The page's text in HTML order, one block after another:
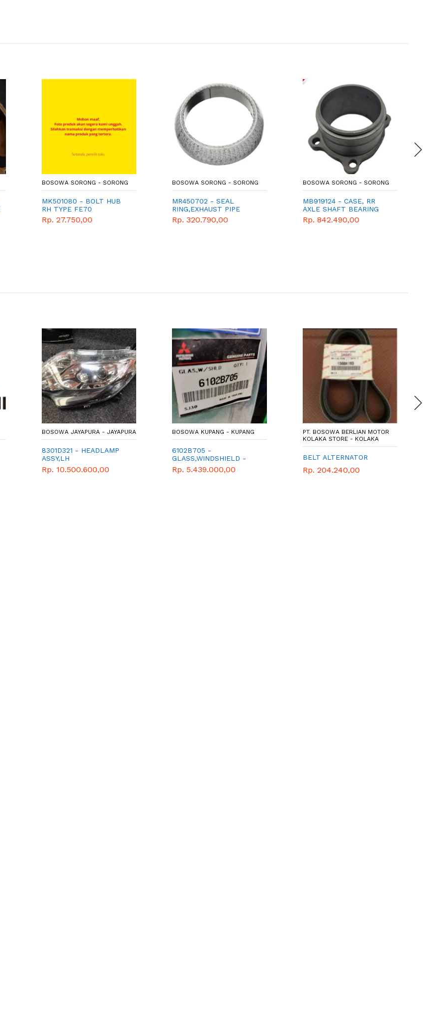
BOSOWA SORONG - SORONG
MK501080 - BOLT HUB
RH TYPE FE70
Rp. 27.750,00
BOSOWA SORONG - SORONG
MR450702 - SEAL
RING,EXHAUST PIPE
Rp. 320.790,00
BOSOWA SORONG - SORONG
MB919124 - CASE, RR
AXLE SHAFT BEARING
Rp. 842.490,00
BOSOWA JAYAPURA - JAYAPURA
8301D321 - HEADLAMP
ASSY,LH
Rp. 10.500.600,00
BOSOWA KUPANG - KUPANG
6102B705 -
GLASS,WINDSHIELD -
KACA DEPAN PAJERO
LAMA DAN TRITON LAMA
Rp. 5.439.000,00
PT. BOSOWA BERLIAN MOTOR
KOLAKA STORE - KOLAKA
BELT ALTERNATOR
Rp. 204.240,00